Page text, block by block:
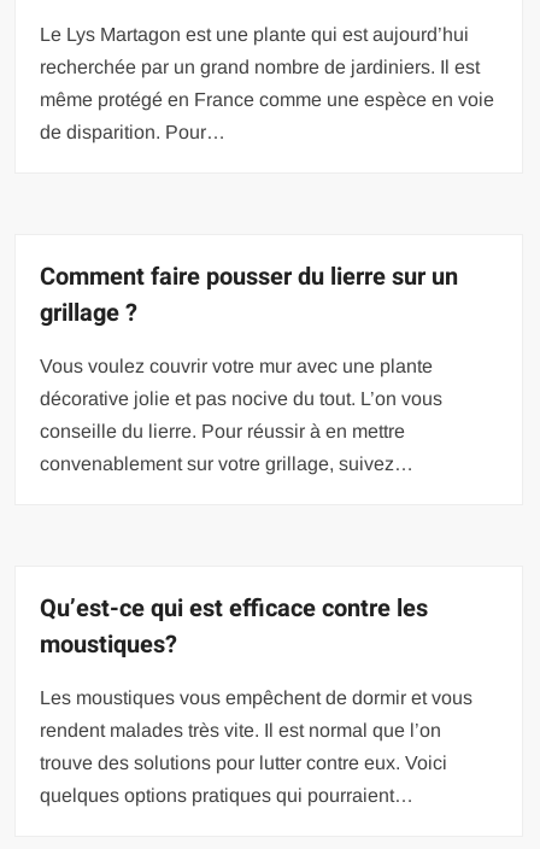
Le Lys Martagon est une plante qui est aujourd’hui
recherchée par un grand nombre de jardiniers. Il est
même protégé en France comme une espèce en voie
de disparition. Pour…
Comment faire pousser du lierre sur un
grillage ?
Vous voulez couvrir votre mur avec une plante
décorative jolie et pas nocive du tout. L’on vous
conseille du lierre. Pour réussir à en mettre
convenablement sur votre grillage, suivez…
Qu’est-ce qui est efficace contre les
moustiques?
Les moustiques vous empêchent de dormir et vous
rendent malades très vite. Il est normal que l’on
trouve des solutions pour lutter contre eux. Voici
quelques options pratiques qui pourraient…